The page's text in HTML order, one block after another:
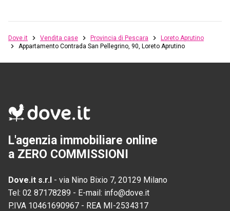
Dove.it Vendita case Provincia di Pescara
Loreto Aprutino
Appartamento Contrada San Pellegrino, 90, Loreto Aprutino
L'agenzia immobiliare online
a ZERO COMMISSIONI
Dove.it s.r.l - via Nino Bixio 7, 20129 Milano
Tel: 02 87178289 - E-mail: info@dove.it
P.IVA 10461690967 - REA MI-2534317